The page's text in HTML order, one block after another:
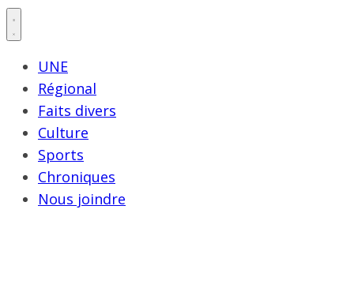
UNE
Régional
Faits divers
Culture
Sports
Chroniques
Nous joindre